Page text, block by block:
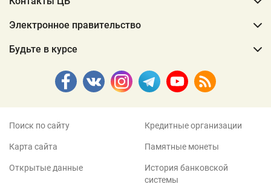
Электронное правительство
Будьте в курсе
Поиск по сайту
Карта сайта
Открытые данные
Кредитные организации
Памятные монеты
История банковской
системы